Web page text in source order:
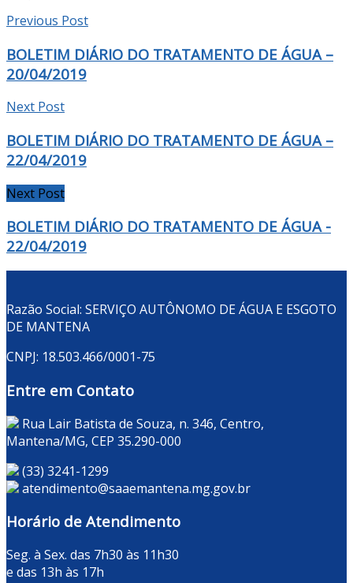
Previous Post
BOLETIM DIÁRIO DO TRATAMENTO DE ÁGUA –
20/04/2019
Next Post
BOLETIM DIÁRIO DO TRATAMENTO DE ÁGUA –
22/04/2019
Next Post
BOLETIM DIÁRIO DO TRATAMENTO DE ÁGUA -
22/04/2019
Razão Social: SERVIÇO AUTÔNOMO DE ÁGUA E ESGOTO
DE MANTENA
CNPJ: 18.503.466/0001-75
Entre em Contato
Rua Lair Batista de Souza, n. 346, Centro,
Mantena/MG, CEP 35.290-000
(33) 3241-1299
atendimento@saaemantena.mg.gov.br
Horário de Atendimento
Seg. à Sex. das 7h30 às 11h30
e das 13h às 17h